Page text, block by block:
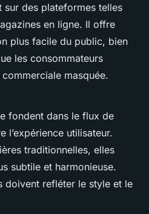
sur des plateformes telles
en ligne. Il offre
plus facile du public, bien
les consommateurs
masquée.
fondent dans le flux de
l’expérience utilisateur.
traditionnelles, elles
subtile et harmonieuse.
doivent refléter le style et le